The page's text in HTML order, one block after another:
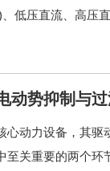
低压直流、高压
动势抑制与
动力设备，其
关重要的两个